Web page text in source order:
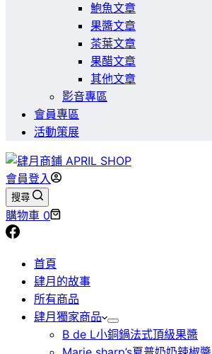
鮑魚文章
果醬文章
茶葉文章
果醋文章
其他文章
影音專區
會員專區
活動策展
會員登入
搜尋
購物車 0
首頁
肆月的故事
所有商品
肆月獨家商品
B de L小銅鍋法式頂級果醬